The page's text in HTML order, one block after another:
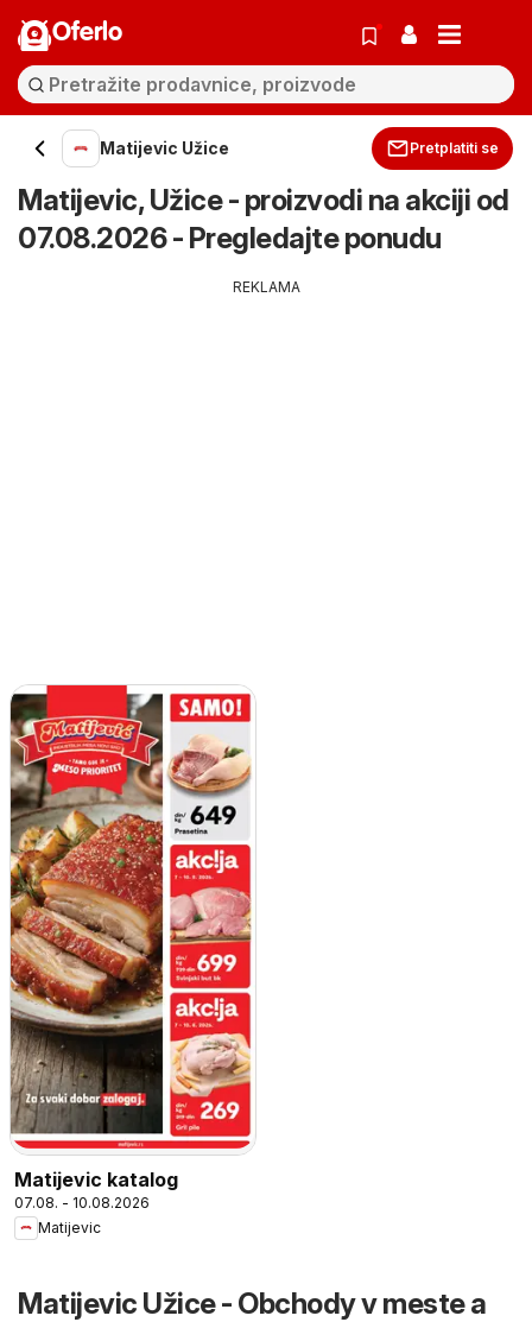
Oferlo
Matijevic Užice Pretplatiti se
Matijevic, Užice - proizvodi na akciji od
07.08.2026 - Pregledajte ponudu
REKLAMA
Matijevic katalog
07.08. - 10.08.2026
Matijevic
Matijevic Užice - Obchody v meste a